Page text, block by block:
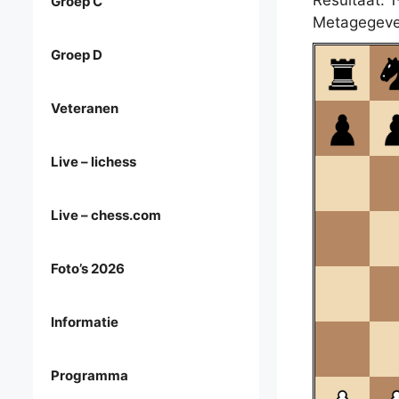
Groep D
Veteranen
Live – lichess
Live – chess.com
Foto’s 2026
Informatie
Programma